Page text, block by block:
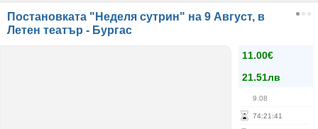
Постановката "Неделя сутрин" на 9 Август, в
Летен театър - Бургас
11.00€
21.51лв
9.08
74:21 :41